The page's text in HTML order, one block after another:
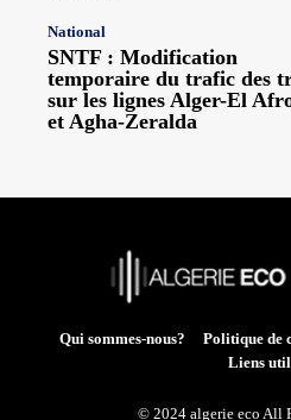
National
SNTF : Modification
temporaire du trafic des
sur les lignes Alger-El
et Agha-Zeralda
Qui sommes-nous? Politique de
Liens
© 2024 algerie eco All